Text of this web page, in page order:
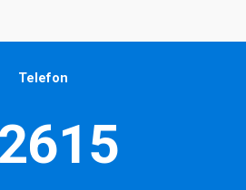
Telefon